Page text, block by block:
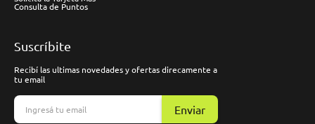
Consulta de Puntos
Suscríbite
Recibí las ultimas novedades y ofertas direcamente a
tu email
Enviar